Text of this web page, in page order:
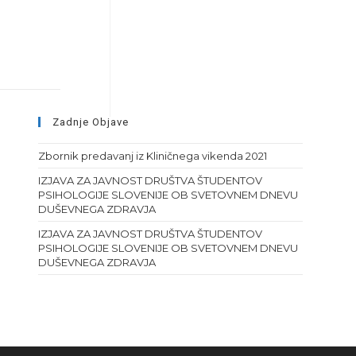
Zadnje Objave
Zbornik predavanj iz Kliničnega vikenda 2021
IZJAVA ZA JAVNOST DRUŠTVA ŠTUDENTOV
PSIHOLOGIJE SLOVENIJE OB SVETOVNEM DNEVU
DUŠEVNEGA ZDRAVJA
IZJAVA ZA JAVNOST DRUŠTVA ŠTUDENTOV
PSIHOLOGIJE SLOVENIJE OB SVETOVNEM DNEVU
DUŠEVNEGA ZDRAVJA